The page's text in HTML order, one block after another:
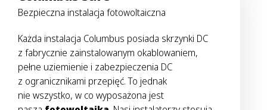
Bezpieczna instalacja fotowoltaiczna
Każda instalacja Columbus posiada skrzynki DC
z fabrycznie zainstalowanym okablowaniem,
pełne uziemienie i zabezpieczenia DC
z ogranicznikami przepięć. To jednak
nie wszystko, w co wyposażona jest